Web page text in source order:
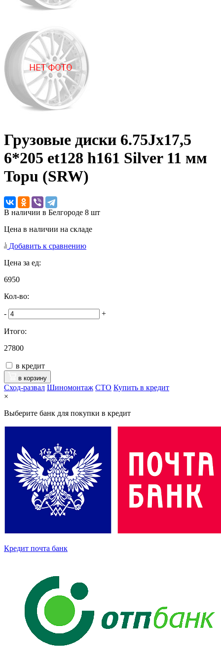
Грузовые диски 6.75Jx17,5
6*205 et128 h161 Silver 11 мм
Topu (SRW)
В наличии в Белгороде 8 шт
Цена в наличии на складе
Добавить к сравнению
Цена за ед:
6950
Кол-во:
- +
Итого:
27800
в кредит
в корзину
Сход-развал Шиномонтаж CTO Купить в кредит
×
Выберите банк для покупки в кредит
Кредит почта банк